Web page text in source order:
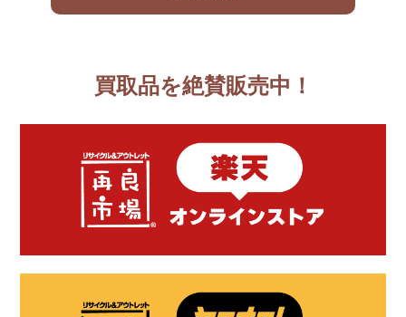
買取品を絶賛販売中！